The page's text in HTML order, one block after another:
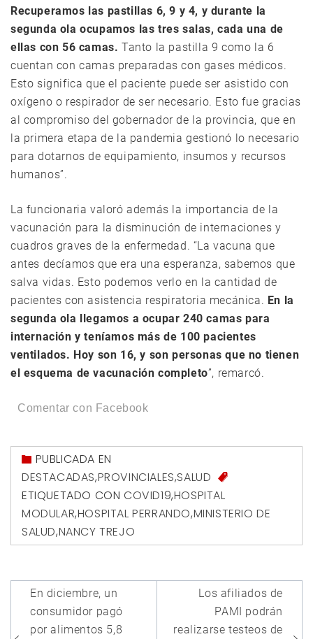
Recuperamos las pastillas 6, 9 y 4, y durante la
segunda ola ocupamos las tres salas, cada una de
ellas con 56 camas.Tanto la pastilla 9 como la 6
cuentan con camas preparadas con gases médicos.
Esto significa que el paciente puede ser asistido con
oxígeno o respirador de ser necesario. Esto fue gracias
al compromiso del gobernador de la provincia, que en
la primera etapa de la pandemia gestionó lo necesario
para dotarnos de equipamiento, insumos y recursos
humanos”.
La funcionaria valoró además la importancia de la
vacunación para la disminución de internaciones y
cuadros graves de la enfermedad. “La vacuna que
antes decíamos que era una esperanza, sabemos que
salva vidas. Esto podemos verlo en la cantidad de
pacientes con asistencia respiratoria mecánica. En la
segunda ola llegamos a ocupar 240 camas para
internación y teníamos más de 100 pacientes
ventilados. Hoy son 16, y son personas que no tienen
el esquema de vacunación completo”, remarcó.
Comentar con Facebook
PUBLICADA EN
DESTACADAS,PROVINCIALES,SALUD
ETIQUETADO CON COVID19,HOSPITAL
MODULAR,HOSPITAL PERRANDO,MINISTERIO DE
SALUD,NANCY TREJO
Navegación
de
En diciembre, un
consumidor pagó
por alimentos 5,8
Los afiliados de
PAMI podrán
realizarse testeos de